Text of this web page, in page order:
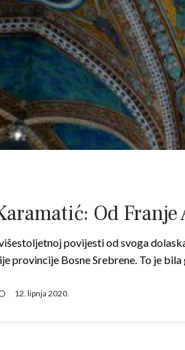
Od Franje
povijesti od svoga
provincije Bosne Srebrene. To je
12. lipnja 2020.